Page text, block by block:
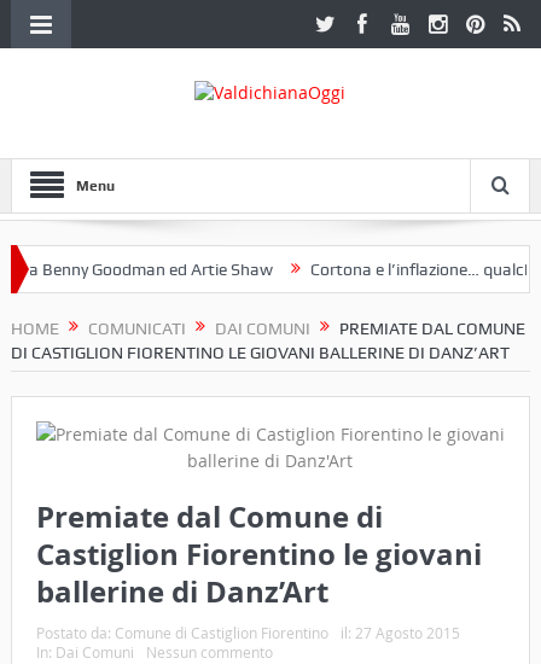
Menu
Benny Goodman ed Artie Shaw Cortona e l’inflazione… qualche
HOME COMUNICATI DAI COMUNI
PREMIATE DAL COMUNE
DI CASTIGLION FIORENTINO LE GIOVANI BALLERINE DI DANZ’ART
Premiate dal Comune di
Castiglion Fiorentino le giovani
ballerine di Danz’Art
Postato da: Comune di Castiglion Fiorentino il: 27 Agosto 2015
In: Dai Comuni Nessun commento